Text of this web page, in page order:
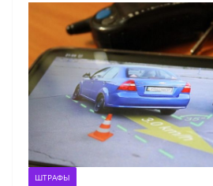
ШТРАФЫ